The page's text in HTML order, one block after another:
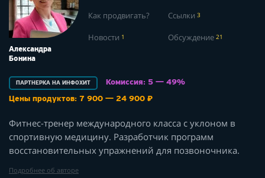
Александра
Бонина
Как продвигать? Ссылки 3
Новости 1 Обсуждение 21
ПАРТНЕРКА НА ИНФОХИТ
Комиссия: 5 — 49%
Цены продуктов: 7 900 — 24 900 ₽
Фитнес-тренер международного класса с уклоном в
спортивную медицину. ​Разработчик программ
восстановительных упражнений для позвоночника.
Подробнее об авторе